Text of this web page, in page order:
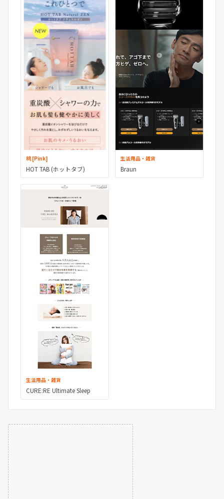
桃 [Pink]
HOT TAB (ホットタブ)
生活用品・雑貨
Braun
生活用品・雑貨
CURE:RE Ultimate Sleep